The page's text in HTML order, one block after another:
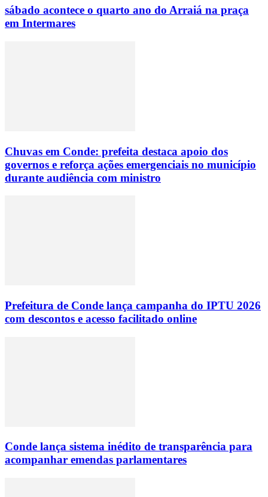
sábado acontece o quarto ano do Arraiá na praça
em Intermares
Chuvas em Conde: prefeita destaca apoio dos
governos e reforça ações emergenciais no município
durante audiência com ministro
Prefeitura de Conde lança campanha do IPTU 2026
com descontos e acesso facilitado online
Conde lança sistema inédito de transparência para
acompanhar emendas parlamentares